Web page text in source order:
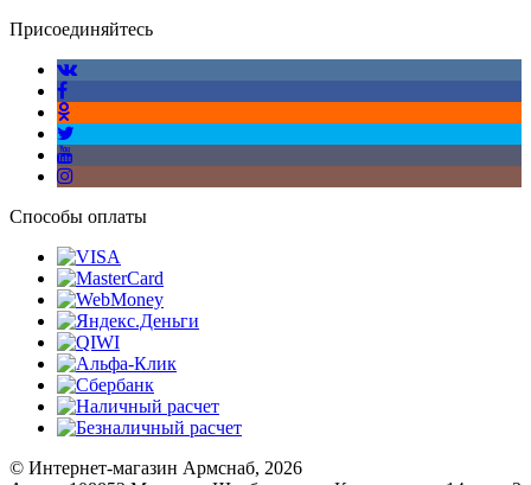
Присоединяйтесь
Способы оплаты
© Интернет-магазин Армснаб, 2026